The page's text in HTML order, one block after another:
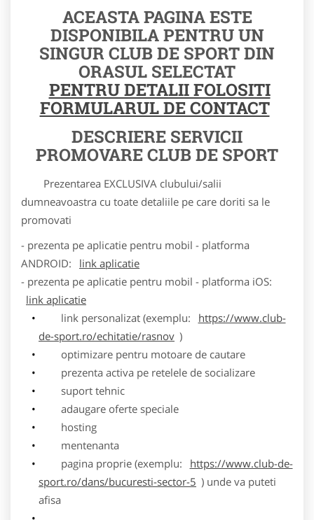
ACEASTA PAGINA ESTE
DISPONIBILA PENTRU UN
SINGUR CLUB DE SPORT DIN
ORASUL SELECTAT
PENTRU DETALII FOLOSITI
FORMULARUL DE CONTACT
DESCRIERE SERVICII
PROMOVARE CLUB DE SPORT
Prezentarea EXCLUSIVA clubului/salii
dumneavoastra cu toate detaliile pe care doriti sa le
promovati
- prezenta pe aplicatie pentru mobil - platforma
ANDROID:
link aplicatie
- prezenta pe aplicatie pentru mobil - platforma iOS:
link aplicatie
link personalizat (exemplu:
https://www.club-
de-sport.ro/echitatie/rasnov )
optimizare pentru motoare de cautare
prezenta activa pe retelele de socializare
suport tehnic
adaugare oferte speciale
hosting
mentenanta
pagina proprie (exemplu:
https://www.club-de-
sport.ro/dans/bucuresti-sector-5 ) unde va puteti
afisa